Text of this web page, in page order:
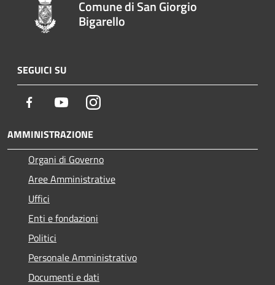
Comune di San Giorgio
Bigarello
SEGUICI SU
Facebook YoutubeInstagram
AMMINISTRAZIONE
Organi di Governo
Aree Amministrative
Uffici
Enti e fondazioni
Politici
Personale Amministrativo
Documenti e dati